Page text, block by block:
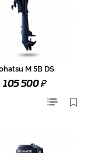
M 5B DS
105 500₽